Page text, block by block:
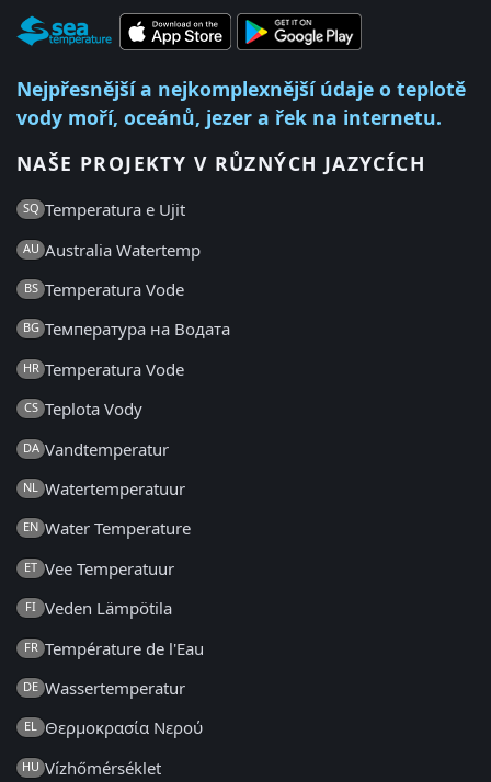
Nejpřesnější a nejkomplexnější údaje o teplotě
vody moří, oceánů, jezer a řek na internetu.
NAŠE PROJEKTY V RŮZNÝCH JAZYCÍCH
SQ Temperatura e Ujit
AU Australia Watertemp
BS Temperatura Vode
BG Температура на Водата
HR Temperatura Vode
CS Teplota Vody
DA Vandtemperatur
NL Watertemperatuur
EN Water Temperature
ET Vee Temperatuur
FI Veden Lämpötila
FR Température de l'Eau
DE Wassertemperatur
EL Θερμοκρασία Νερού
HU Vízhőmérséklet